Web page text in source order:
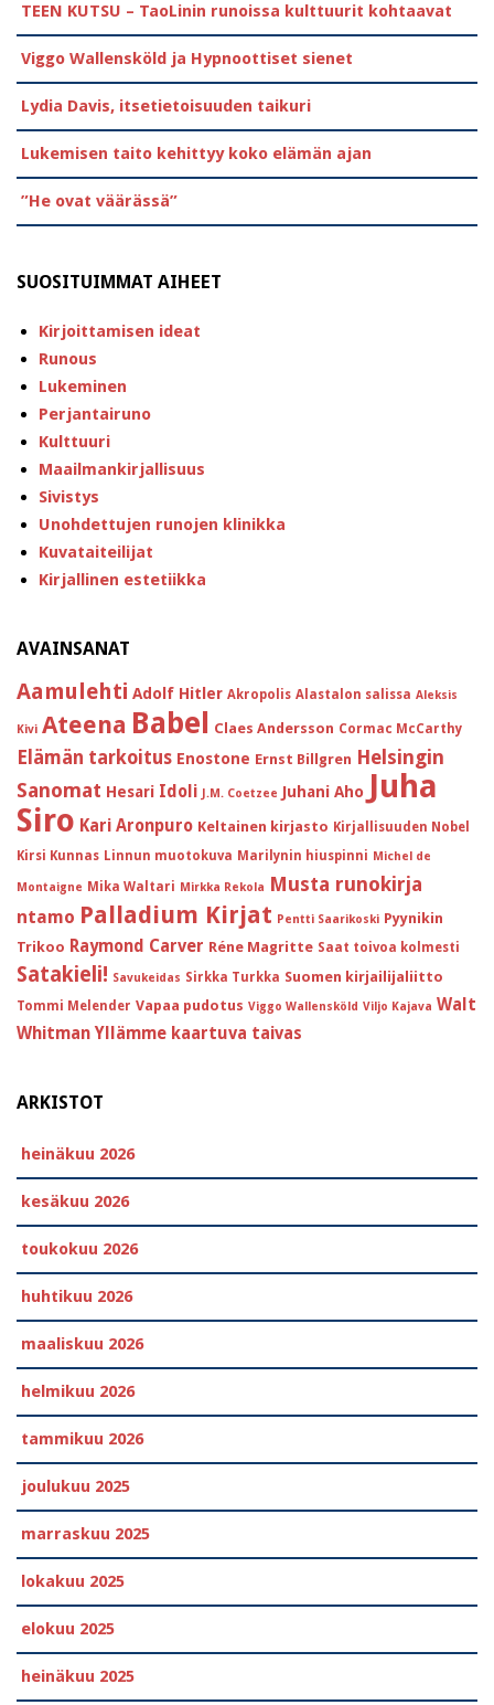
TEEN KUTSU – TaoLinin runoissa kulttuurit kohtaavat
Viggo Wallensköld ja Hypnoottiset sienet
Lydia Davis, itsetietoisuuden taikuri
Lukemisen taito kehittyy koko elämän ajan
”He ovat väärässä”
SUOSITUIMMAT AIHEET
Kirjoittamisen ideat
Runous
Lukeminen
Perjantairuno
Kulttuuri
Maailmankirjallisuus
Sivistys
Unohdettujen runojen klinikka
Kuvataiteilijat
Kirjallinen estetiikka
AVAINSANAT
Aamulehti Adolf Hitler Akropolis Alastalon salissa Aleksis
Kivi Ateena Babel Claes Andersson Cormac McCarthy
Elämän tarkoitus Enostone Ernst Billgren Helsingin
Sanomat Hesari Idoli J.M. Coetzee Juhani Aho Juha
Siro Kari Aronpuro Keltainen kirjasto Kirjallisuuden Nobel
Kirsi Kunnas Linnun muotokuva Marilynin hiuspinni Michel de
Montaigne Mika Waltari Mirkka Rekola Musta runokirja
ntamo Palladium Kirjat Pentti Saarikoski Pyynikin
Trikoo Raymond Carver Réne Magritte Saat toivoa kolmesti
Satakieli! Savukeidas Sirkka Turkka Suomen kirjailijaliitto
Tommi Melender Vapaa pudotus Viggo Wallensköld Viljo Kajava Walt
Whitman Yllämme kaartuva taivas
ARKISTOT
heinäkuu 2026
kesäkuu 2026
toukokuu 2026
huhtikuu 2026
maaliskuu 2026
helmikuu 2026
tammikuu 2026
joulukuu 2025
marraskuu 2025
lokakuu 2025
elokuu 2025
heinäkuu 2025